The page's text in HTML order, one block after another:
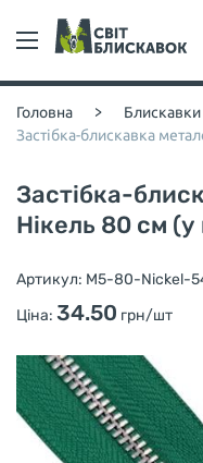
Головна > Блискавки
Застібка-блискавка
Застібка-
Нікель 80 см
Артикул: M5-80-Nickel-
Ціна: 34.50 грн/шт